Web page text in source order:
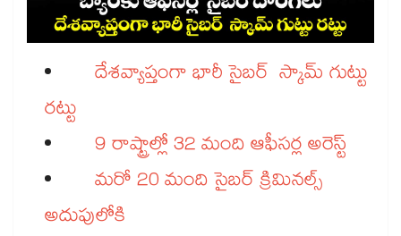
దేశవ్యాప్తంగా భారీ సైబర్ స్కామ్ గుట్టు
రట్టు
9 రాష్ట్రాల్లో 32 మంది ఆఫీసర్ల అరెస్ట్​
మరో 20 మంది సైబర్​ క్రిమినల్స్​
అదుపులోకి